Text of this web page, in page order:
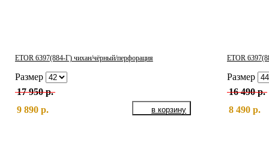
ETOR 6397(884-Г) чихан/чёрный/перфорация
Размер
17 950 р.
9 890 р.
ETOR
Размер
16 490 р.
8 490 р.